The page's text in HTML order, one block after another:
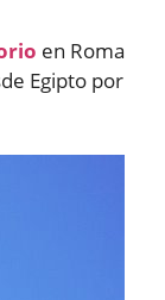
en Roma
Egipto por